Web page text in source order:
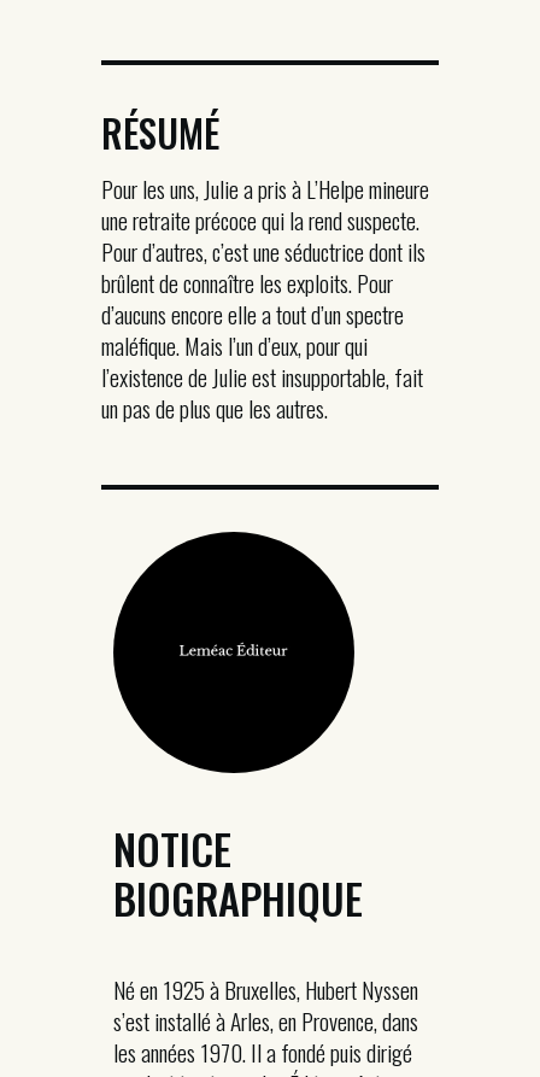
RÉSUMÉ
Pour les uns, Julie a pris à L’Helpe mineure
une retraite précoce qui la rend suspecte.
Pour d’autres, c’est une séductrice dont ils
brûlent de connaître les exploits. Pour
d’aucuns encore elle a tout d’un spectre
maléfique. Mais l’un d’eux, pour qui
l’existence de Julie est insupportable, fait
un pas de plus que les autres.
NOTICE
BIOGRAPHIQUE
Né en 1925 à Bruxelles, Hubert Nyssen
s’est installé à Arles, en Provence, dans
les années 1970. Il a fondé puis dirigé